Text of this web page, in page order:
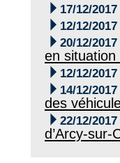
 17/12/2017
 12/12/2017
 20/12/2017
en situation
 12/12/2017
 14/12/2017
des
 22/12/2017
d’Arcy-sur-